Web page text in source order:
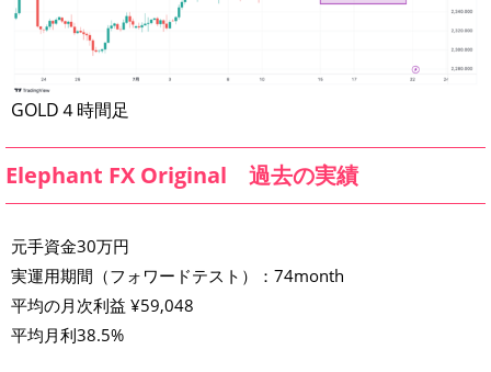
GOLD４時間足
Elephant FX Original 過去の実績
元手資金30万円
実運用期間（フォワードテスト）：74month
平均の月次利益 ¥59,048
平均月利38.5%